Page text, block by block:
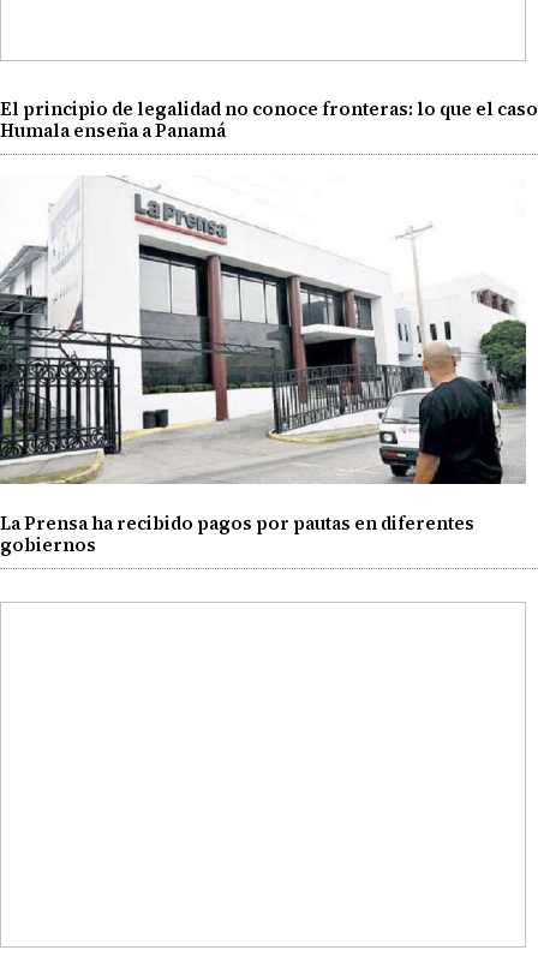
El principio de legalidad no conoce fronteras: lo que el caso
Humala enseña a Panamá
La Prensa ha recibido pagos por pautas en diferentes
gobiernos